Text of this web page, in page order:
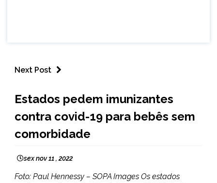
Next Post
NOTÍCIAS
Estados pedem imunizantes
contra covid-19 para bebês sem
comorbidade
sex nov 11 , 2022
Foto: Paul Hennessy – SOPA Images Os estados